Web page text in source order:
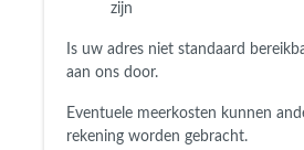
zijn
Is uw adres niet standaard
aan ons door.
Eventuele meerkosten kunnen
rekening worden gebracht.